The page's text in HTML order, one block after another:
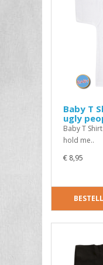
Baby T
ugly
Baby T
hold me..
€ 8,95